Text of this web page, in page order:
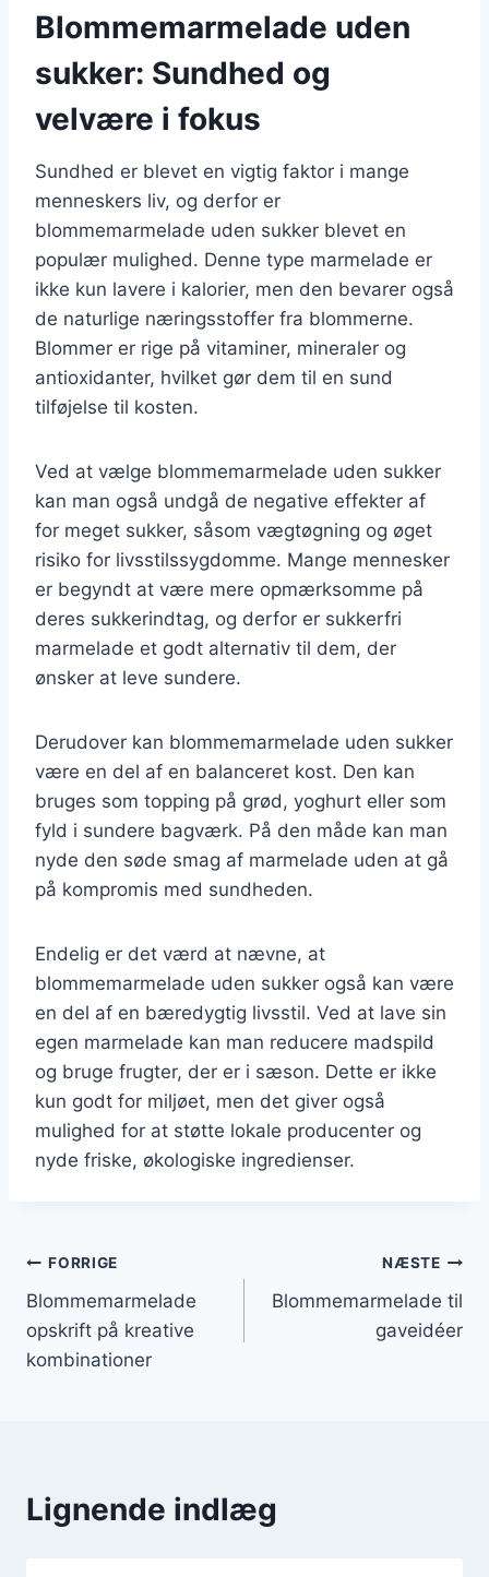
Blommemarmelade uden
sukker: Sundhed og
velvære i fokus
Sundhed er blevet en vigtig faktor i mange
menneskers liv, og derfor er
blommemarmelade uden sukker blevet en
populær mulighed. Denne type marmelade er
ikke kun lavere i kalorier, men den bevarer også
de naturlige næringsstoffer fra blommerne.
Blommer er rige på vitaminer, mineraler og
antioxidanter, hvilket gør dem til en sund
tilføjelse til kosten.
Ved at vælge blommemarmelade uden sukker
kan man også undgå de negative effekter af
for meget sukker, såsom vægtøgning og øget
risiko for livsstilssygdomme. Mange mennesker
er begyndt at være mere opmærksomme på
deres sukkerindtag, og derfor er sukkerfri
marmelade et godt alternativ til dem, der
ønsker at leve sundere.
Derudover kan blommemarmelade uden sukker
være en del af en balanceret kost. Den kan
bruges som topping på grød, yoghurt eller som
fyld i sundere bagværk. På den måde kan man
nyde den søde smag af marmelade uden at gå
på kompromis med sundheden.
Endelig er det værd at nævne, at
blommemarmelade uden sukker også kan være
en del af en bæredygtig livsstil. Ved at lave sin
egen marmelade kan man reducere madspild
og bruge frugter, der er i sæson. Dette er ikke
kun godt for miljøet, men det giver også
mulighed for at støtte lokale producenter og
nyde friske, økologiske ingredienser.
Indlægsnavigation
FORRIGE
Blommemarmelade
opskrift på kreative
kombinationer
NÆSTE
Blommemarmelade til
gaveidéer
Lignende indlæg